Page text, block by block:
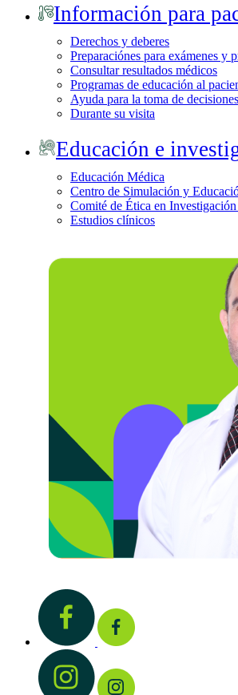
Información para
Derechos y deberes
Preparaciónes para exámenes y
Consultar resultados médicos
Programas de educación al
Ayuda para la toma de
Durante su visita
Educación e
Educación Médica
Centro de Simulación y
Comité de Ética en
Estudios clínicos